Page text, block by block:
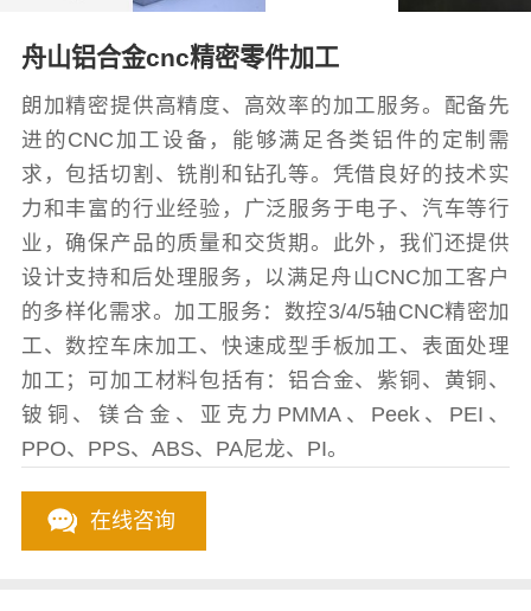
舟山铝合金cnc精密零件加工
朗加精密提供高精度、高效率的加工服务。配备先
进的CNC加工设备，能够满足各类铝件的定制需
求，包括切割、铣削和钻孔等。凭借良好的技术实
力和丰富的行业经验，广泛服务于电子、汽车等行
业，确保产品的质量和交货期。此外，我们还提供
设计支持和后处理服务，以满足舟山CNC加工客户
的多样化需求。加工服务：数控3/4/5轴CNC精密加
工、数控车床加工、快速成型手板加工、表面处理
加工；可加工材料包括有：铝合金、紫铜、黄铜、
铍铜、镁合金、亚克力PMMA、Peek、PEI、
PPO、PPS、ABS、PA尼龙、PI。
在线咨询